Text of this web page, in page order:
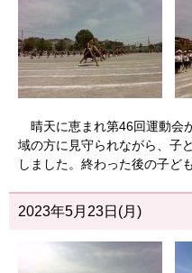
晴天に恵まれ第46回運動会
域の方に見守られながら、子
しました。終わった後の子ど
2023年5月23日(月)